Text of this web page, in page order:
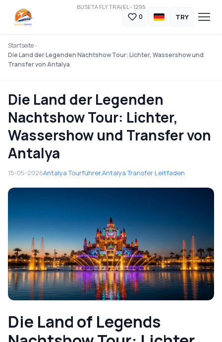
BUSETA FLY TRAVEL - 1295
0 TRY
Startseite
Die Land der Legenden Nachtshow Tour: Lichter, Wassershow und
Transfer von Antalya
Die Land der Legenden
Nachtshow Tour: Lichter,
Wassershow und Transfer von
Antalya
15-05-2026Antalya Tourführer,Antalya Transfer Leitfaden
Die Land of Legends